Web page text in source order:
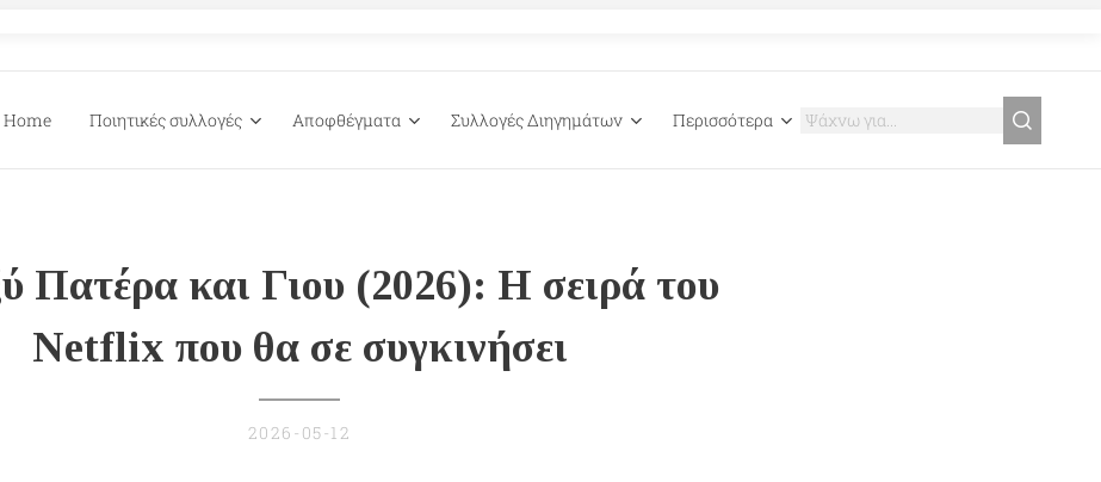
Home Ποιητικές συλλογές Αποφθέγματα Συλλογές Διηγημάτων Περισσότερα
Πατέρα και Γιου (2026): Η σειρά του
Netflix που θα σε συγκινήσει
2026-05-12